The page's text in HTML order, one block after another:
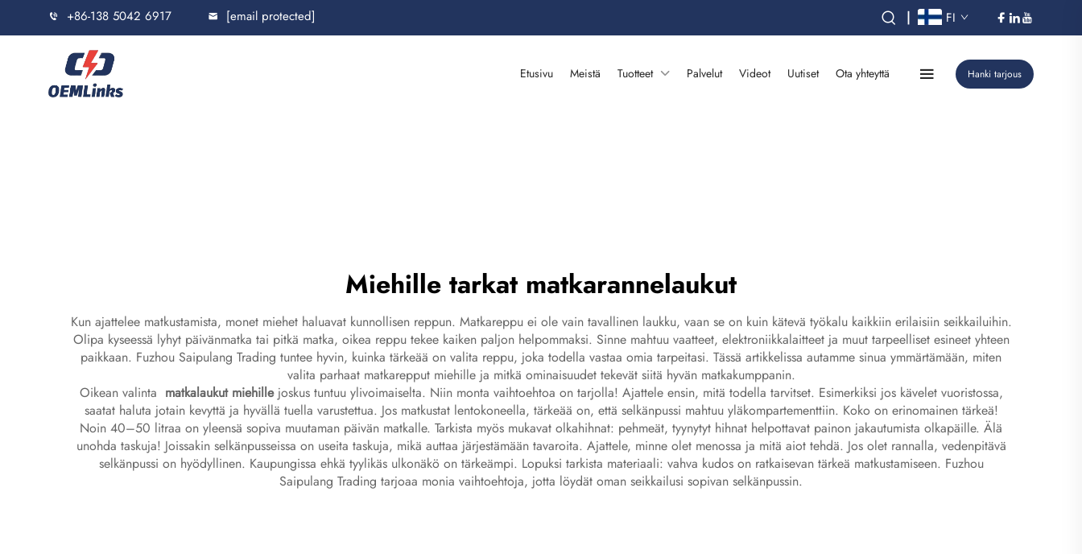
+86-138 5042 6917 [email protected] | FI
Etusivu Meistä Tuotteet Palvelut Videot Uutiset Ota yhteyttä Hanki tarjous
Miehille tarkat matkarannelaukut
Kun ajattelee matkustamista, monet miehet haluavat kunnollisen reppun. Matkareppu ei ole vain tavallinen laukku, vaan se on kuin kätevä työkalu kaikkiin erilaisiin seikkailuihin.
Olipa kyseessä lyhyt päivänmatka tai pitkä matka, oikea reppu tekee kaiken paljon helpommaksi. Sinne mahtuu vaatteet, elektroniikkalaitteet ja muut tarpeelliset esineet yhteen
paikkaan. Fuzhou Saipulang Trading tuntee hyvin, kuinka tärkeää on valita reppu, joka todella vastaa omia tarpeitasi. Tässä artikkelissa autamme sinua ymmärtämään, miten
valita parhaat matkarepput miehille ja mitkä ominaisuudet tekevät siitä hyvän matkakumppanin.
Oikean valinta matkalaukut miehille joskus tuntuu ylivoimaiselta. Niin monta vaihtoehtoa on tarjolla! Ajattele ensin, mitä todella tarvitset. Esimerkiksi jos kävelet vuoristossa,
saatat haluta jotain kevyttä ja hyvällä tuella varustettua. Jos matkustat lentokoneella, tärkeää on, että selkänpussi mahtuu yläkompartementtiin. Koko on erinomainen tärkeä!
Noin 40–50 litraa on yleensä sopiva muutaman päivän matkalle. Tarkista myös mukavat olkahihnat: pehmeät, tyynytyt hihnat helpottavat painon jakautumista olkapäille. Älä
unohda taskuja! Joissakin selkänpusseissa on useita taskuja, mikä auttaa järjestämään tavaroita. Ajattele, minne olet menossa ja mitä aiot tehdä. Jos olet rannalla, vedenpitävä
selkänpussi on hyödyllinen. Kaupungissa ehkä tyylikäs ulkonäkö on tärkeämpi. Lopuksi tarkista materiaali: vahva kudos on ratkaisevan tärkeä matkustamiseen. Fuzhou
Saipulang Trading tarjoaa monia vaihtoehtoja, jotta löydät oman seikkailusi sopivan selkänpussin.